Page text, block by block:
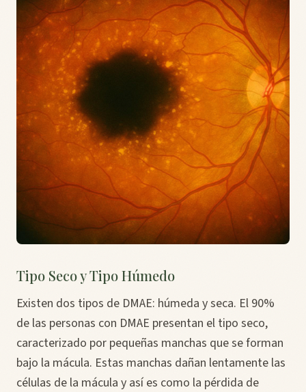
Tipo Seco y Tipo Húmedo
Existen dos tipos de DMAE: húmeda y seca. El 90%
de las personas con DMAE presentan el tipo seco,
caracterizado por pequeñas manchas que se forman
bajo la mácula. Estas manchas dañan lentamente las
células de la mácula y así es como la pérdida de